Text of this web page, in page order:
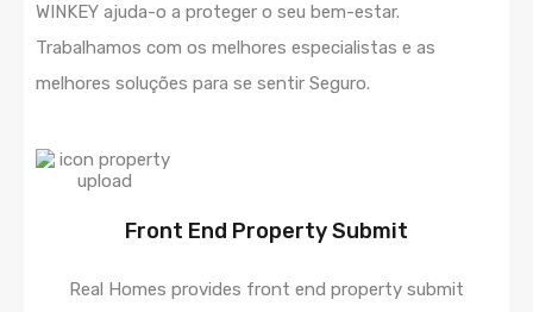
WINKEY ajuda-o a proteger o seu bem-estar.
Trabalhamos com os melhores especialistas e as
melhores soluções para se sentir Seguro.
Front End Property Submit
Real Homes provides front end property submit